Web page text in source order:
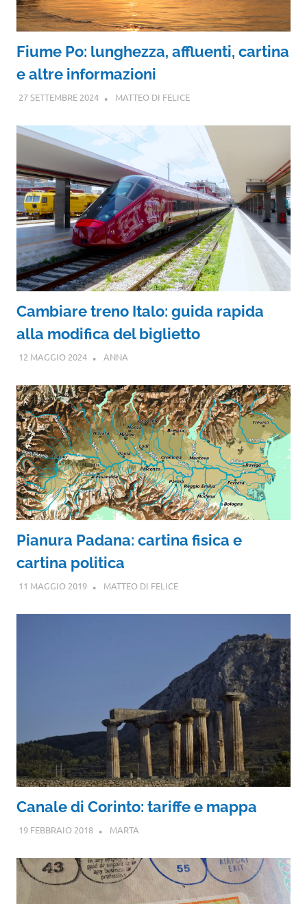
Fiume Po: lunghezza, affluenti, cartina
e altre informazioni
27 SETTEMBRE 2024 MATTEO DI FELICE
Cambiare treno Italo: guida rapida
alla modifica del biglietto
12 MAGGIO 2024 ANNA
Pianura Padana: cartina fisica e
cartina politica
11 MAGGIO 2019 MATTEO DI FELICE
Canale di Corinto: tariffe e mappa
19 FEBBRAIO 2018 MARTA